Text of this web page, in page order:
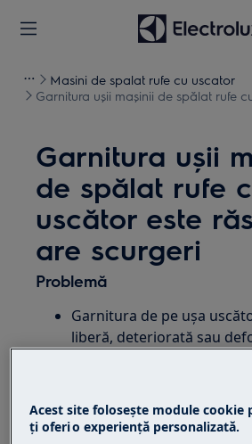
Masini de spalat rufe cu uscator
Garnitura ușii mașinii de spălat rufe
Garnitura ușii
de spălat rufe
uscător este
are scurgeri
Problemă
Garnitura de pe ușa
liberă, deteriorată sau
Semnele murdare din
(negru, matriță, reziduuri)
Acest site folosește module cookie
ţi oferi o experienţă personalizată.